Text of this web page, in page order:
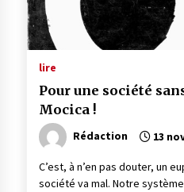
lire
Pour une société
Mocica !
Rédaction 13
C’est, à n’en pas douter, un
société va mal. Notre